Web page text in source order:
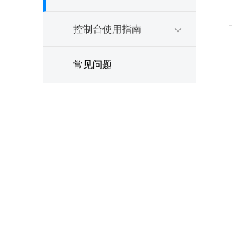
控制台使用指南
常见问题